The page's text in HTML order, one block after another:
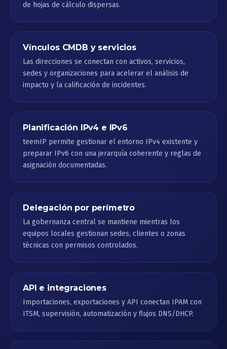
de hojas de cálculo dispersas.
Vínculos CMDB y servicios
Las direcciones se conectan con activos, servicios,
sedes y organizaciones para acelerar el análisis de
impacto y la calificación de incidentes.
Planificación IPv4 e IPv6
teemIP permite gestionar el entorno IPv4 existente y
preparar IPv6 con una jerarquía coherente y reglas de
asignación documentadas.
Delegación por perímetro
La gobernanza central se mantiene mientras los
equipos locales gestionan sedes, clientes o zonas
técnicas con permisos controlados.
API e integraciones
Importaciones, exportaciones y API conectan IPAM con
ITSM, supervisión, automatización y flujos DNS/DHCP.